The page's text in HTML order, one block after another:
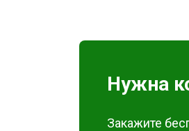
Замена
Ремонт Blu-
Нужна
Закажите